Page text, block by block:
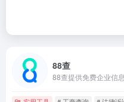
88查